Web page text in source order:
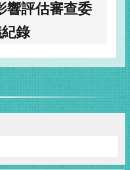
響評估審查委
錄